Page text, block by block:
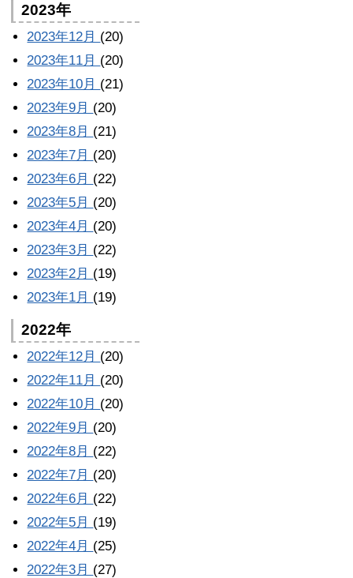
2023年
2023年12月 (20)
2023年11月 (20)
2023年10月 (21)
2023年9月 (20)
2023年8月 (21)
2023年7月 (20)
2023年6月 (22)
2023年5月 (20)
2023年4月 (20)
2023年3月 (22)
2023年2月 (19)
2023年1月 (19)
2022年
2022年12月 (20)
2022年11月 (20)
2022年10月 (20)
2022年9月 (20)
2022年8月 (22)
2022年7月 (20)
2022年6月 (22)
2022年5月 (19)
2022年4月 (25)
2022年3月 (27)